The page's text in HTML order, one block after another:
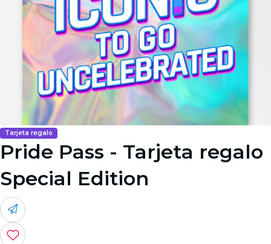
Tarjeta regalo
Pride Pass - Tarjeta regalo
Special Edition